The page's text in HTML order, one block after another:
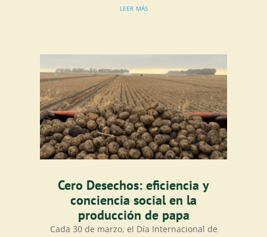
leer más
Cero Desechos: eficiencia y
conciencia social en la
producción de papa
Cada 30 de marzo, el Día Internacional de